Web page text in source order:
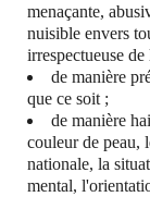
menaçante,
nuisible envers
irrespectueuse
de manière
que ce soit ;
de manière
couleur de peau,
nationale, la
mental,